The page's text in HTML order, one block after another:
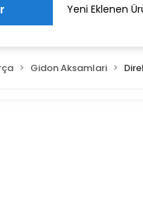
Yeni Eklenen
Gidon Aksamlari